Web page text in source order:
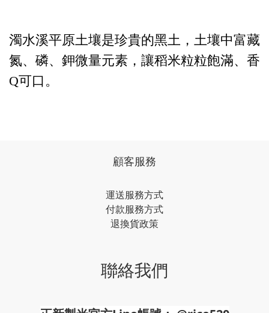
濁水溪平原土壤是珍貴的黑土，土壤中富藏
氮、磷、鉀微量元素，讓稻米粒粒飽滿、香
Q可口。
顧客服務
運送服務方式
付款服務方式
退換貨政策
聯絡我們